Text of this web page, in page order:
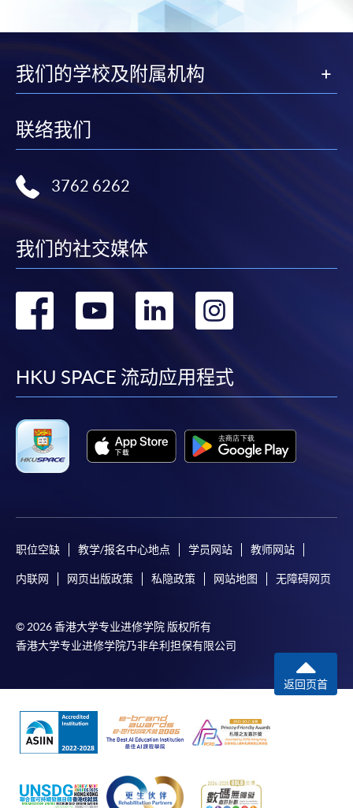
我们的学校及附属机构
联络我们
3762 6262
我们的社交媒体
转
facebook
转
youtube
转
linkedin
转
HKU SPACE 流动应用程式
职位空缺 教学/报名中心地点 学员网站 教师网站
内联网 网页出版政策 私隐政策 网站地图 无障碍网页
© 2026 香港大学专业进修学院 版权所有
香港大学专业进修学院乃非牟利担保有限公司
返回页首